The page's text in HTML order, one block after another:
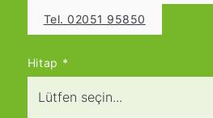
Tel. 02051 95850
Hitap *